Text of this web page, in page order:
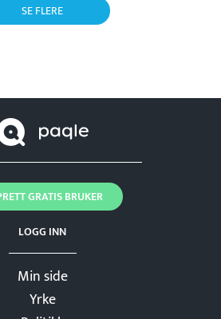
SE FLERE
Min side
Yrke
LOGG INN
GRATIS BRUKER